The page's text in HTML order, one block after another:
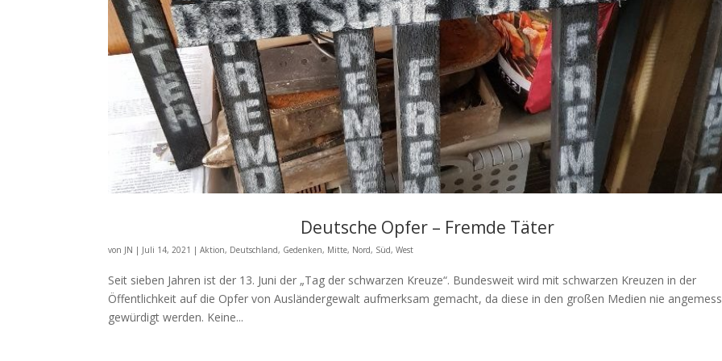
Deutsche Opfer – Fremde Täter
von JN | Juli 14, 2021 |Aktion, Deutschland, Gedenken, Mitte, Nord, Süd,West
Seit sieben Jahren ist der 13. Juni der „Tag der schwarzen Kreuze“. Bundesweit wird mit schwarzen Kreuzen in der
Öffentlichkeit auf die Opfer von Ausländergewalt aufmerksam gemacht, da diese in den großen Medien nie
gewürdigt werden. Keine...